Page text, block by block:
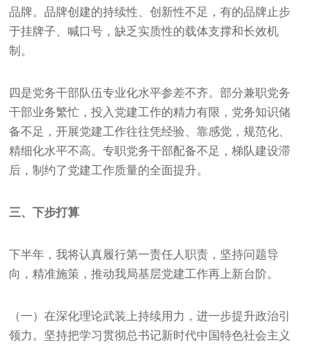
品牌。品牌创建的持续性、创新性不足，有的品牌止步
于挂牌子、喊口号，缺乏实质性的载体支撑和长效机
制。
四是党务干部队伍专业化水平参差不齐。部分兼职党务
干部业务繁忙，投入党建工作的精力有限，党务知识储
备不足，开展党建工作往往凭经验、靠感觉，规范化、
精细化水平不高。专职党务干部配备不足，梯队建设滞
后，制约了党建工作质量的全面提升。
三、下步打算
下半年，我将认真履行第一责任人职责，坚持问题导
向，精准施策，推动我局基层党建工作再上新台阶。
（一）在深化理论武装上持续用力，进一步提升政治引
领力。坚持把学习贯彻总书记新时代中国特色社会主义